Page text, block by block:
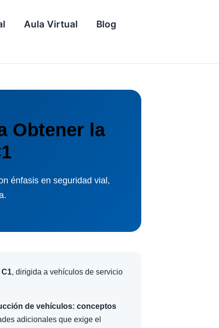
Aula Virtual Blog
Obtener la
énfasis en seguridad vial,
C1, dirigida a vehículos de servicio
de vehículos: conceptos
adicionales que exige el